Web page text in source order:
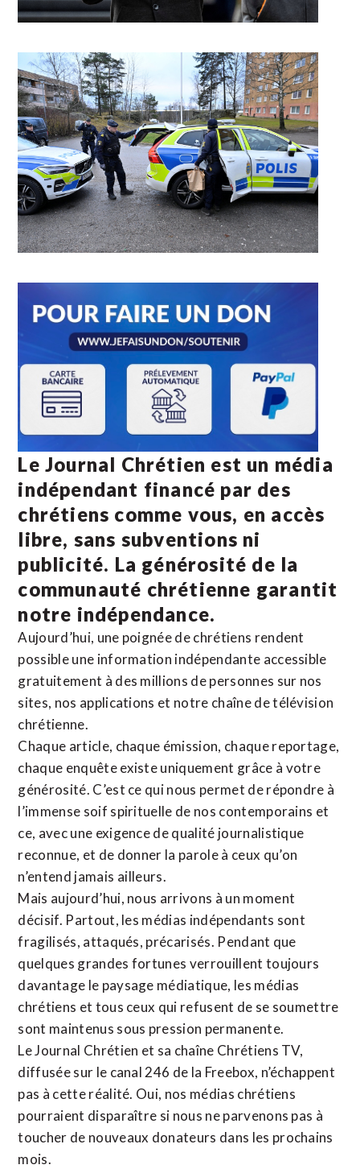
Le Journal Chrétien est un média
indépendant financé par des
chrétiens comme vous, en accès
libre, sans subventions ni
publicité. La générosité de la
communauté chrétienne garantit
notre indépendance.
Aujourd’hui, une poignée de chrétiens rendent
possible une information indépendante accessible
gratuitement à des millions de personnes sur nos
sites, nos applications et notre chaîne de télévision
chrétienne.
Chaque article, chaque émission, chaque reportage,
chaque enquête existe uniquement grâce à votre
générosité. C’est ce qui nous permet de répondre à
l’immense soif spirituelle de nos contemporains et
ce, avec une exigence de qualité journalistique
reconnue, et de donner la parole à ceux qu’on
n’entend jamais ailleurs.
Mais aujourd’hui, nous arrivons à un moment
décisif. Partout, les médias indépendants sont
fragilisés, attaqués, précarisés. Pendant que
quelques grandes fortunes verrouillent toujours
davantage le paysage médiatique, les médias
chrétiens et tous ceux qui refusent de se soumettre
sont maintenus sous pression permanente.
Le Journal Chrétien et sa chaîne Chrétiens TV,
diffusée sur le canal 246 de la Freebox, n’échappent
pas à cette réalité. Oui, nos médias chrétiens
pourraient disparaître si nous ne parvenons pas à
toucher de nouveaux donateurs dans les prochains
mois.